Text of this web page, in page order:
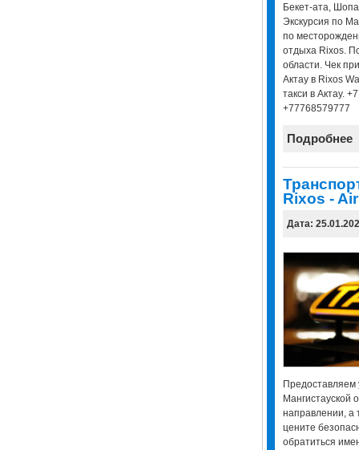
Бекет-ата,
Экскурсия по
по
отдыха Rixos.
области. Чек
Актау в Rixos
такси в Актау.
+77768579777
Подробнее
Rixos -
Дата:
Предоставляем
Мангистауской
направлении, а
цените
обратиться